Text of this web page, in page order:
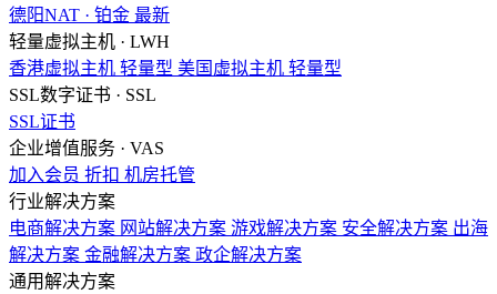
德阳NAT · 铂金 最新
轻量虚拟主机 · LWH
香港虚拟主机 轻量型 美国虚拟主机 轻量型
SSL数字证书 · SSL
SSL证书
企业增值服务 · VAS
加入会员 折扣 机房托管
行业解决方案
电商解决方案 网站解决方案 游戏解决方案 安全解决方案 出海
解决方案 金融解决方案 政企解决方案
通用解决方案